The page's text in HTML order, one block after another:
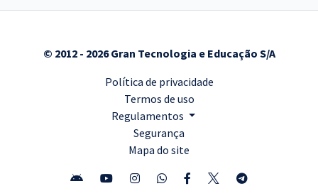
© 2012 - 2026 Gran Tecnologia e Educação S/A
Política de privacidade
Termos de uso
Regulamentos
Segurança
Mapa do site